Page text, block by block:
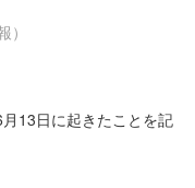
13日に起きたことを記